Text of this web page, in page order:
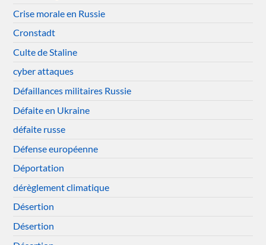
Crise morale en Russie
Cronstadt
Culte de Staline
cyber attaques
Défaillances militaires Russie
Défaite en Ukraine
défaite russe
Défense européenne
Déportation
dérèglement climatique
Désertion
Désertion